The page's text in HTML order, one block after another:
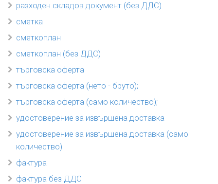
разходен складов документ (без ДДС)
сметка
сметкоплан
сметкоплан (без ДДС)
търговска оферта
търговска оферта (нето - бруто);
търговска оферта (само количество);
удостоверение за извършена доставка
удостоверение за извършена доставка (само
количество)
фактура
фактура без ДДС